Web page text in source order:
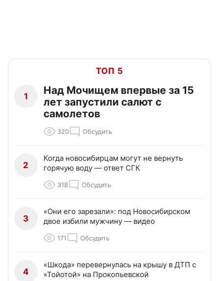
ТОП 5
1
Над Мочищем впервые за 15
лет запустили салют с
самолетов
320 Обсудить
2
Когда новосибирцам могут не вернуть
горячую воду — ответ СГК
318 Обсудить
3
«Они его зарезали»: под Новосибирском
двое избили мужчину — видео
171 Обсудить
4
«Шкода» перевернулась на крышу в ДТП с
«Тойотой» на Прокопьевской